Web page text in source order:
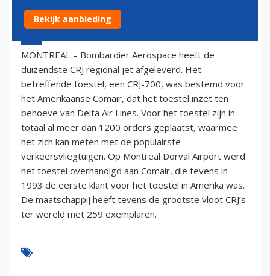
10 december 2003 - 1:00
MONTREAL – Bombardier Aerospace heeft de
duizendste CRJ regional jet afgeleverd. Het
betreffende toestel, een CRJ-700, was bestemd voor
het Amerikaanse Comair, dat het toestel inzet ten
behoeve van Delta Air Lines. Voor het toestel zijn in
totaal al meer dan 1200 orders geplaatst, waarmee
het zich kan meten met de populairste
verkeersvliegtuigen. Op Montreal Dorval Airport werd
het toestel overhandigd aan Comair, die tevens in
1993 de eerste klant voor het toestel in Amerika was.
De maatschappij heeft tevens de grootste vloot CRJ’s
ter wereld met 259 exemplaren.
Bekijk aanbieding